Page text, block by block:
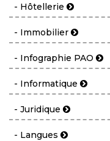
- Hôtellerie
- Immobilier
- Infographie PAO
- Informatique
- Juridique
- Langues